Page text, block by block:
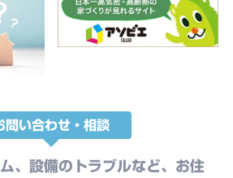
問い合わせ・相談
、設備のトラブルなど、お住